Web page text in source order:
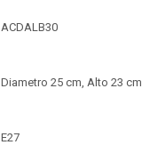
ACDALB30
Diametro 25 cm, Alto 23 cm
E27